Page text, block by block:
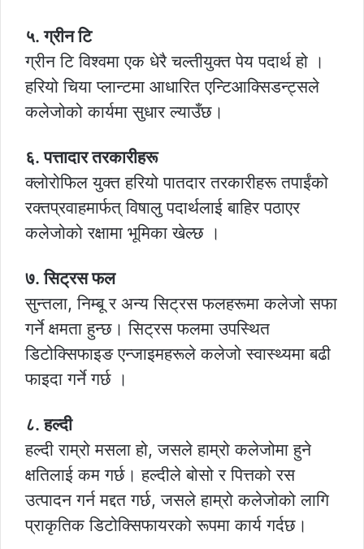
५. ग्रीन टि
ग्रीन टि विश्वमा एक धेरै चल्तीयुक्त पेय पदार्थ हो ।
हरियो चिया प्लान्टमा आधारित एन्टिआक्सिडन्ट्सले
कलेजोको कार्यमा सुधार ल्याउँछ।
६. पत्तादार तरकारीहरू
क्लोरोफिल युक्त हरियो पातदार तरकारीहरू तपाईंको
रक्तप्रवाहमार्फत् विषालु पदार्थलाई बाहिर पठाएर
कलेजोको रक्षामा भूमिका खेल्छ ।
७. सिट्रस फल
सुन्तला, निम्बू र अन्य सिट्रस फलहरूमा कलेजो सफा
गर्ने क्षमता हुन्छ। सिट्रस फलमा उपस्थित
डिटोक्सिफाइङ एन्जाइमहरूले कलेजो स्वास्थ्यमा बढी
फाइदा गर्ने गर्छ ।
८. हल्दी
हल्दी राम्रो मसला हो, जसले हाम्रो कलेजोमा हुने
क्षतिलाई कम गर्छ। हल्दीले बोसो र पित्तको रस
उत्पादन गर्न मद्दत गर्छ, जसले हाम्रो कलेजोको लागि
प्राकृतिक डिटोक्सिफायरको रूपमा कार्य गर्दछ।